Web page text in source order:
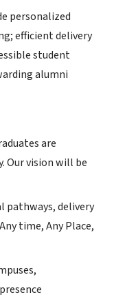
personalized
efficient delivery
student
alumni
are
Our vision will be
delivery
time, Any Place,